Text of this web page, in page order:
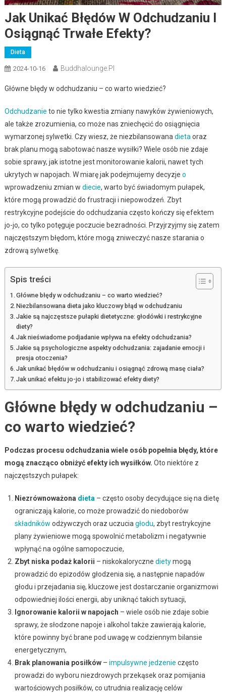
Jak Unikać Błędów W Odchudzaniu I
Osiągnąć Trwałe Efekty?
Dieta
2024-10-16 Buddhalounge.pl
Główne błędy w odchudzaniu – co warto wiedzieć?
Odchudzanie to nie tylko kwestia zmiany nawyków żywieniowych,
ale także zrozumienia, co może nas zniechęcić do osiągnięcia
wymarzonej sylwetki. Czy wiesz, że niezbilansowanadietaoraz
brak planu mogą sabotować nasze wysiłki? Wiele osób nie zdaje
sobie sprawy, jak istotne jest monitorowanie kalorii, nawet tych
ukrytych w napojach. W miarę jak podejmujemy decyzje o
wprowadzeniu zmian w diecie, warto być świadomym pułapek,
które mogą prowadzić do frustracji i niepowodzeń. Zbyt
restrykcyjne podejście do odchudzania często kończy się efektem
jo-jo, co tylko potęguje poczucie bezradności. Przyjrzyjmy się zatem
najczęstszym błędom, które mogą zniweczyć nasze starania o
zdrową sylwetkę.
Spis treści
Główne błędy w odchudzaniu – co warto wiedzieć?
Niezbilansowana dieta jako kluczowy błąd w odchudzaniu
Jakie są najczęstsze pułapki dietetyczne: głodówki i restrykcyjne
diety?
Jak nieświadome podjadanie wpływa na efekty odchudzania?
Jakie są psychologiczne aspekty odchudzania: zajadanie emocji i
presja otoczenia?
Jak unikać błędów w odchudzaniu i osiągnąć zdrową masę ciała?
Jak unikać efektu jo-jo i stabilizować efekty diety?
Główne błędy w odchudzaniu –
co warto wiedzieć?
Podczas procesu odchudzania wiele osób popełnia błędy, które
mogą znacząco obniżyć efekty ich wysiłków. Oto niektóre z
najczęstszych pułapek:
Niezrównoważona dieta– często osoby decydujące się na dietę
ograniczają kalorie, co może prowadzić do niedoborów
składników odżywczych oraz uczuciagłodu, zbyt restrykcyjne
plany żywieniowe mogą spowolnić metabolizm i negatywnie
wpłynąć na ogólne samopoczucie,
Zbyt niska podaż kalorii – niskokaloryczne dietymogą
prowadzić do epizodów głodzenia się, a następnie napadów
głodu i przejadania się, kluczowe jest dostarczanie organizmowi
odpowiedniej ilości energii, aby uniknąć takich sytuacji,
Ignorowanie kalorii w napojach – wiele osób nie zdaje sobie
sprawy, że słodzone napoje i alkohol także zawierają kalorie,
które powinny być brane pod uwagę w codziennym bilansie
energetycznym,
Brak planowania posiłków– impulsywne jedzenie często
prowadzi do wyboru niezdrowych przekąsek oraz pomijania
wartościowych posiłków, co utrudnia realizację celów